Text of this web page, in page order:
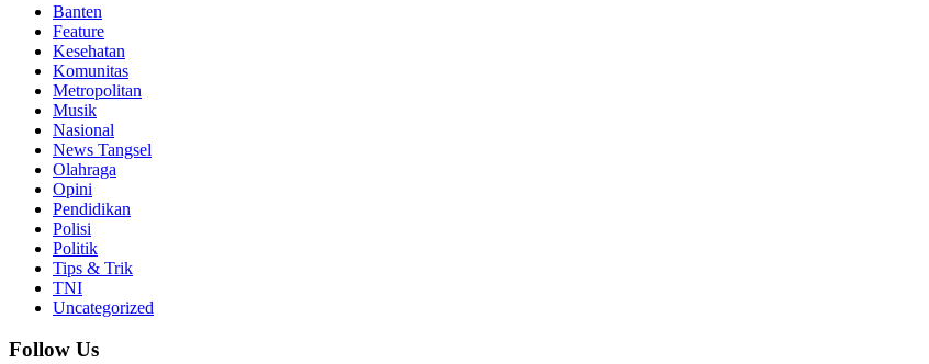
Banten
Feature
Kesehatan
Komunitas
Metropolitan
Musik
Nasional
News Tangsel
Olahraga
Opini
Pendidikan
Polisi
Politik
Tips & Trik
TNI
Uncategorized
Follow Us